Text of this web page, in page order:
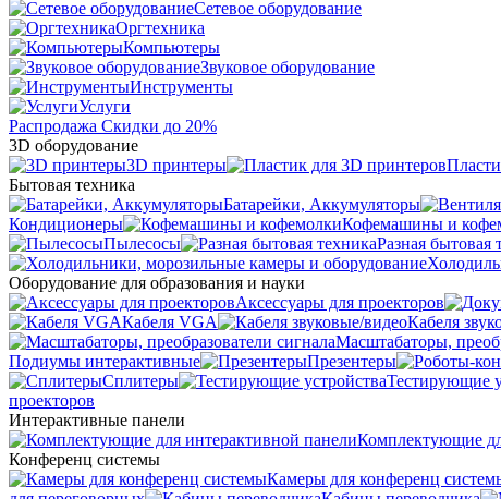
Сетевое оборудование
Оргтехника
Компьютеры
Звуковое оборудование
Инструменты
Услуги
Распродажа Скидки до 20%
3D оборудование
3D принтеры
Бытовая техника
Батарейки, Аккумуляторы
Кондиционеры
Кофемашины и
Пылесосы
Разная бытовая
Оборудование для образования и науки
Аксессуары для проекторов
Кабеля VGA
Кабеля
Масштабаторы,
Подиумы интерактивные
Презентеры
Сплитеры
Тестирующие
проекторов
Интерактивные панели
Комплектующие
Конференц системы
Камеры для конференц